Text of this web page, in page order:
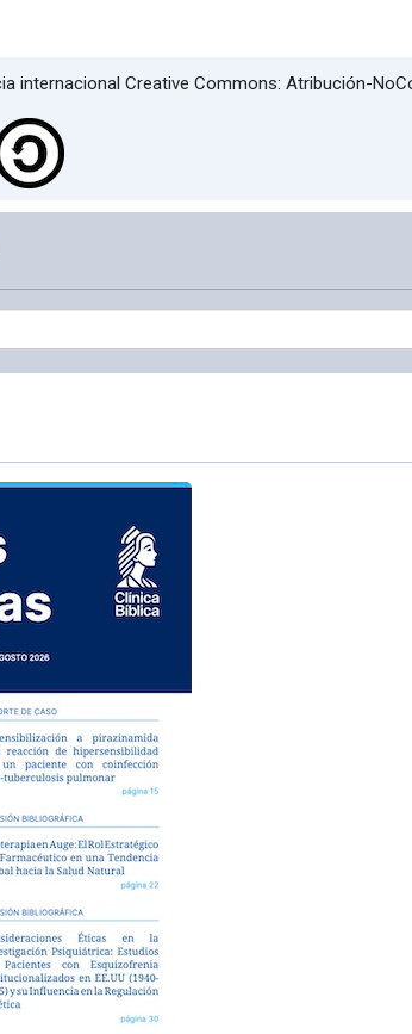
internacional Creative Commons: Atribución-